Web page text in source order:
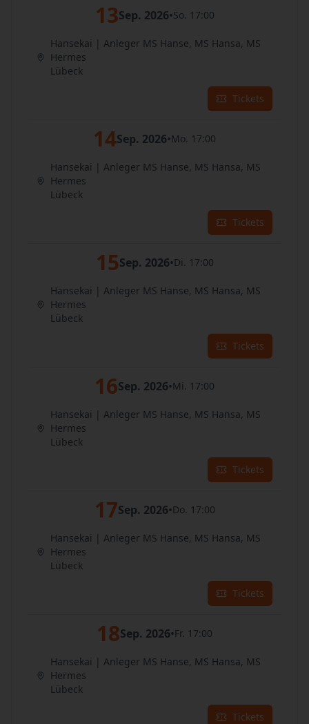
13Sep. 2026•So. 17:00
Hansekai | Anleger MS Hanse, MS Hansa, MS
Hermes
Lübeck
Tickets
14Sep. 2026•Mo. 17:00
Hansekai | Anleger MS Hanse, MS Hansa, MS
Hermes
Lübeck
Tickets
15Sep. 2026•Di. 17:00
Hansekai | Anleger MS Hanse, MS Hansa, MS
Hermes
Lübeck
Tickets
16Sep. 2026•Mi. 17:00
Hansekai | Anleger MS Hanse, MS Hansa, MS
Hermes
Lübeck
Tickets
17Sep. 2026•Do. 17:00
Hansekai | Anleger MS Hanse, MS Hansa, MS
Hermes
Lübeck
Tickets
18Sep. 2026•Fr. 17:00
Hansekai | Anleger MS Hanse, MS Hansa, MS
Hermes
Lübeck
Tickets